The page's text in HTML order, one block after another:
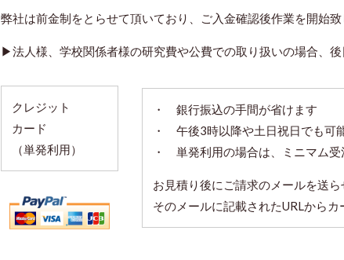
弊社は前金制をとらせて頂いており、ご入金確認後作業を開始致
▶法人様、学校関係者様の研究費や公費での取り扱いの場合、
・ 銀行振込の手間が省けます
・ 午後3時以降や土日祝日でも可
・ 単発利用の場合は、ミニマム
お見積り後にご請求のメールを送ら
そのメールに記載されたURLからカ
クレジット
カード
（単発利用）